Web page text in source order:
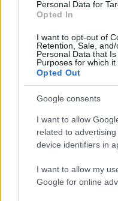
Personal Data for
Opted In
I want to opt-out of
Retention, Sale,
Personal Data that
Purposes for which it
Opted Out
Google consents
I want to allow
related to
device identifiers in
I want to allow my
Google for online
Oszd meg ezt a